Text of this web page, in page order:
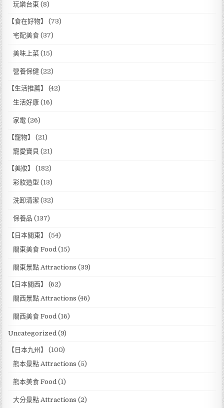
玩樂台東 (8)
【食在好物】
(73)
宅配美食 (37)
美味上菜 (15)
營養保健 (22)
【生活推薦】
(42)
生活好康 (16)
家電 (26)
【寵物】
(21)
寵愛寶貝 (21)
【美妝】
(182)
彩妝造型 (13)
洗卸清潔 (32)
保養品 (137)
【日本關東】
(54)
關東美食 Food (15)
關東景點 Attractions (39)
【日本關西】
(62)
關西景點 Attractions (46)
關西美食 Food (16)
Uncategorized (9)
【日本九州】
(100)
熊本景點 Attractions (5)
熊本美食 Food (1)
大分景點 Attractions (2)